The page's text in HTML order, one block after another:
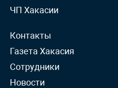
ЧП Хакасии
Контакты
Газета Хакасия
Сотрудники
Новости